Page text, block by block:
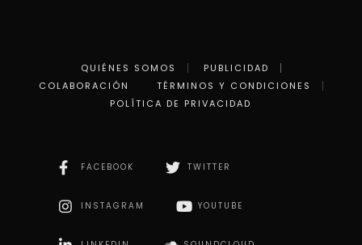
QUIÉNES SOMOS
PUBLICIDAD
COLABORACIÓN
TÉRMINOS Y CONDICIONES
POLÍTICA DE PRIVACIDAD
FACEBOOK TWITTER
INSTAGRAM YOUTUBE